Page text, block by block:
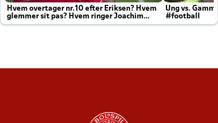
Hvem overtager nr.10 efter Eriksen? Hvem
glemmer sit pas? Hvem ringer Joachim
altid til efter kampe?
Ung vs.
#football